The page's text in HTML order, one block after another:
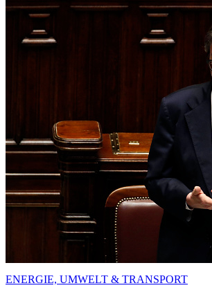
ENERGIE, UMWELT & TRANSPORT